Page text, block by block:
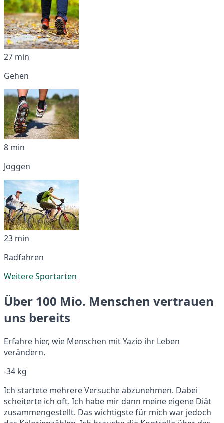
27 min
Gehen
8 min
Joggen
23 min
Radfahren
Weitere Sportarten
Über 100 Mio. Menschen vertrauen
uns bereits
Erfahre hier, wie Menschen mit Yazio ihr Leben
verändern.
-34 kg
Ich startete mehrere Versuche abzunehmen. Dabei
scheiterte ich oft. Ich habe mir dann meine eigene Diät
zusammengestellt. Das wichtigste für mich war jedoch